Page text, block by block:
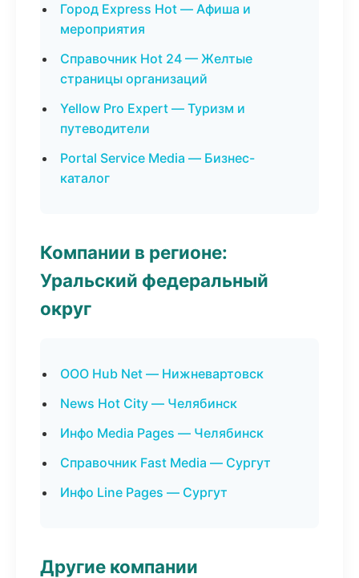
Город Express Hot — Афиша и
мероприятия
Справочник Hot 24 — Желтые
страницы организаций
Yellow Pro Expert — Туризм и
путеводители
Portal Service Media — Бизнес-
каталог
Компании в регионе:
Уральский федеральный
округ
ООО Hub Net — Нижневартовск
News Hot City — Челябинск
Инфо Media Pages — Челябинск
Справочник Fast Media — Сургут
Инфо Line Pages — Сургут
Другие компании